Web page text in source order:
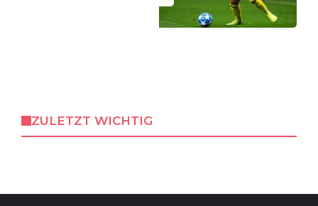
ZULETZT WICHTIG